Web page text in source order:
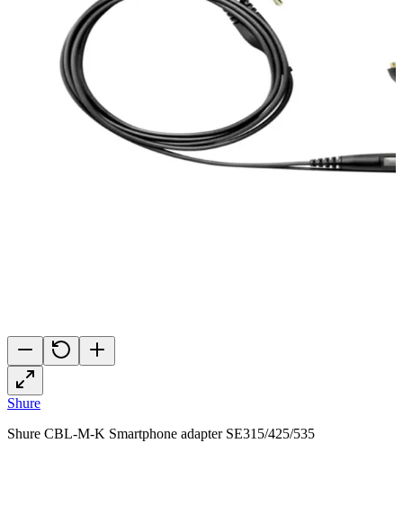
Shure
Shure CBL-M-K Smartphone adapter SE315/425/535